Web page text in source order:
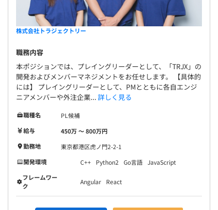
株式会社トラジェクトリー
職務内容
本ポジションでは、プレイングリーダーとして、「TRJX」の
開発およびメンバーマネジメントをお任せします。 【具体的
には】 プレイングリーダーとして、PMとともに各自エンジ
ニアメンバーや外注企業... 詳しく見る
職種名
PL候補
給与
450万 〜 800万円
勤務地
東京都港区虎ノ門2-2-1
開発環境
C++ Python2 Go言語 JavaScript
フレームワー
ク
Angular React